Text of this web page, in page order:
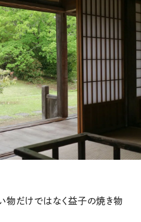
物だけではなく益子の焼き物